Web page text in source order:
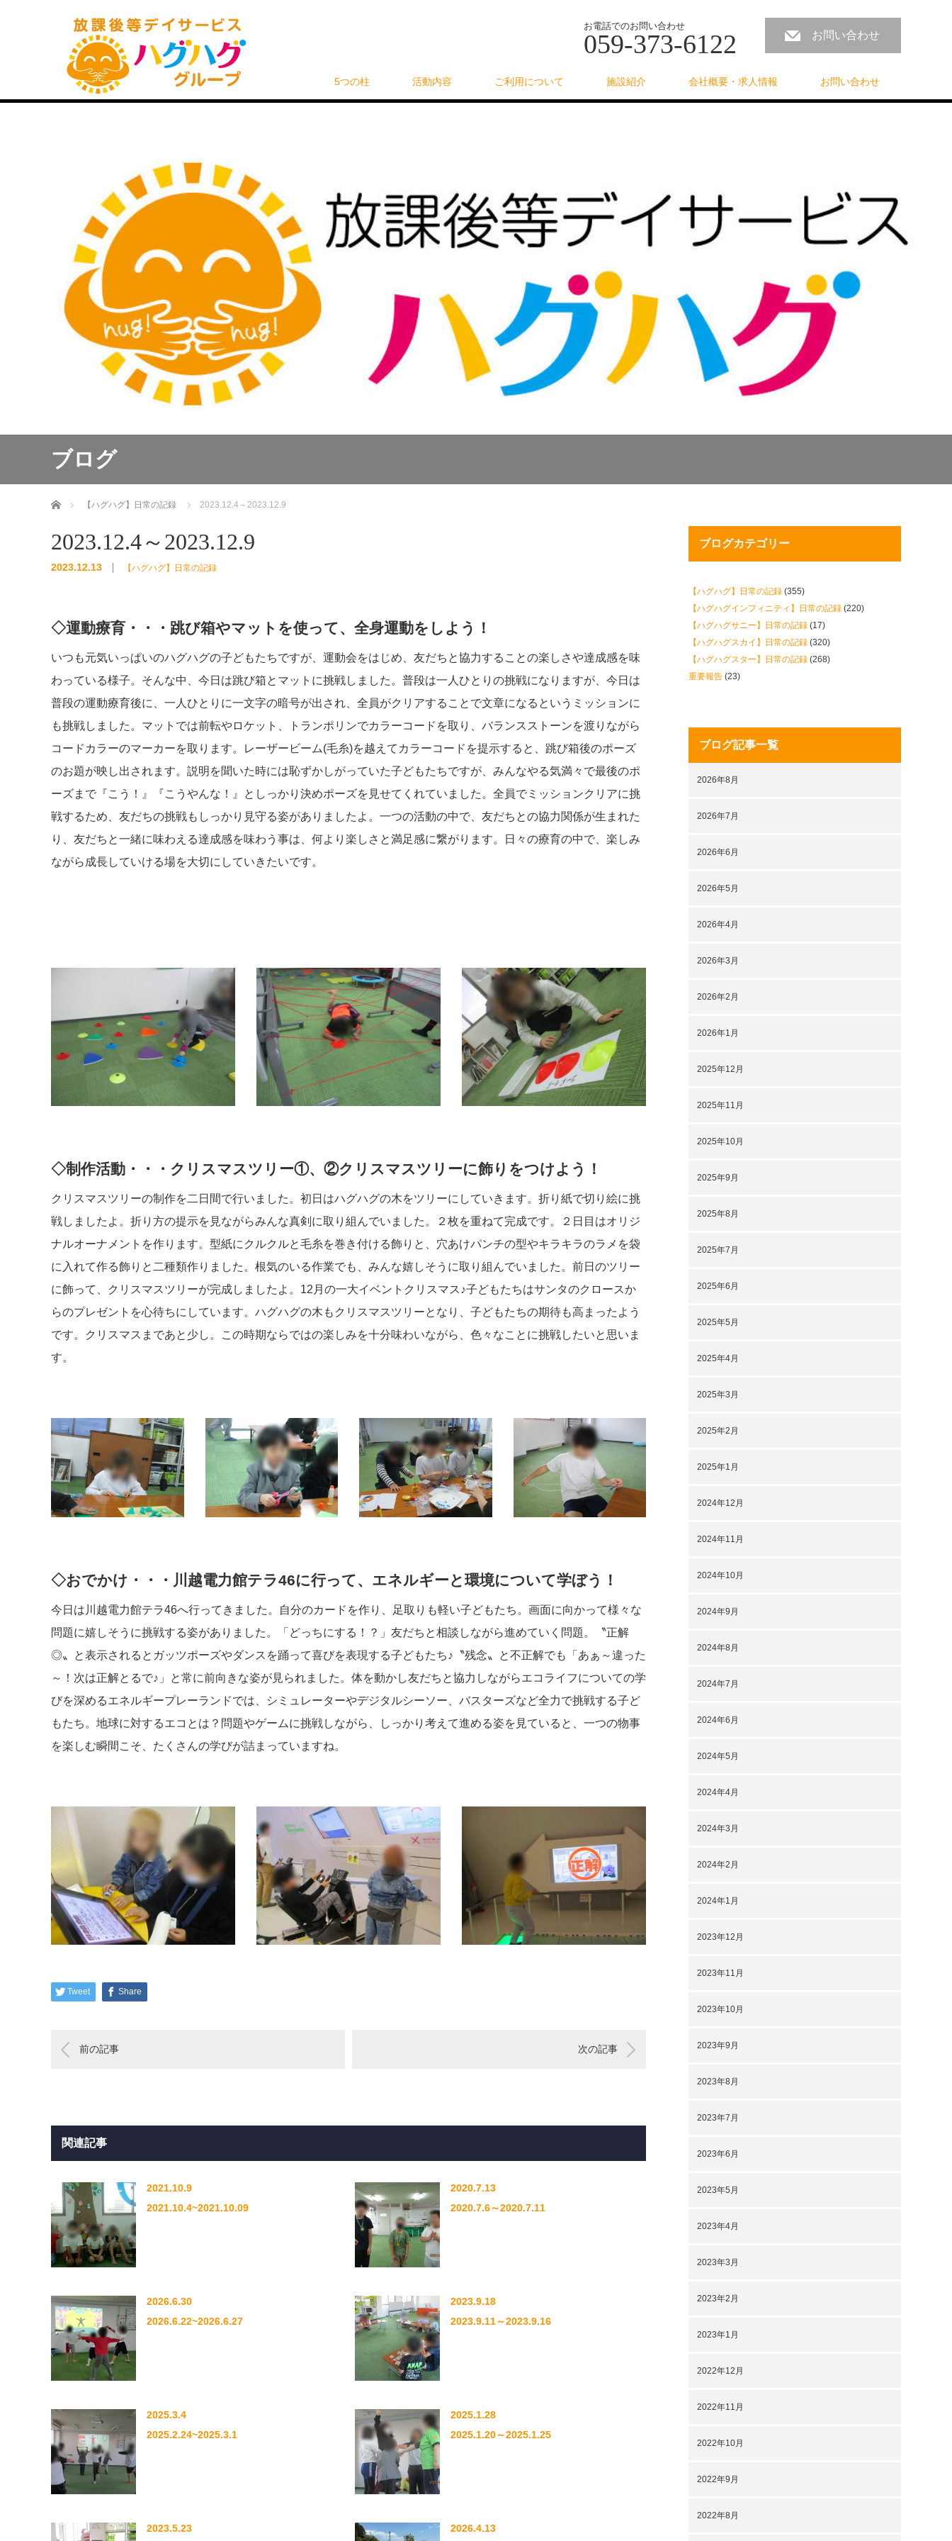
お電話でのお問い合わせ
059-373-6122 お問い合わせ
5つの柱 活動内容 ご利用について 施設紹介 会社概要・求人情報 お問い合わせ
ブログ
ホーム 【ハグハグ】日常の記録 2023.12.4～2023.12.9
2023.12.4～2023.12.9
2023.12.13 【ハグハグ】日常の記録
◇運動療育・・・跳び箱やマットを使って、全身運動をしよう！
いつも元気いっぱいのハグハグの子どもたちですが、運動会をはじめ、友だちと協力することの楽しさや達成感を味
わっている様子。そんな中、今日は跳び箱とマットに挑戦しました。普段は一人ひとりの挑戦になりますが、今日は
普段の運動療育後に、一人ひとりに一文字の暗号が出され、全員がクリアすることで文章になるというミッションに
も挑戦しました。マットでは前転やロケット、トランポリンでカラーコードを取り、バランスストーンを渡りながら
コードカラーのマーカーを取ります。レーザービーム(毛糸)を越えてカラーコードを提示すると、跳び箱後のポーズ
のお題が映し出されます。説明を聞いた時には恥ずかしがっていた子どもたちですが、みんなやる気満々で最後のポ
ーズまで『こう！』『こうやんな！』としっかり決めポーズを見せてくれていました。全員でミッションクリアに挑
戦するため、友だちの挑戦もしっかり見守る姿がありましたよ。一つの活動の中で、友だちとの協力関係が生まれた
り、友だちと一緒に味わえる達成感を味わう事は、何より楽しさと満足感に繋がります。日々の療育の中で、楽しみ
ながら成長していける場を大切にしていきたいです。
◇制作活動・・・クリスマスツリー①、②クリスマスツリーに飾りをつけよう！
クリスマスツリーの制作を二日間で行いました。初日はハグハグの木をツリーにしていきます。折り紙で切り絵に挑
戦しましたよ。折り方の提示を見ながらみんな真剣に取り組んでいました。２枚を重ねて完成です。２日目はオリジ
ナルオーナメントを作ります。型紙にクルクルと毛糸を巻き付ける飾りと、穴あけパンチの型やキラキラのラメを袋
に入れて作る飾りと二種類作りました。根気のいる作業でも、みんな嬉しそうに取り組んでいました。前日のツリー
に飾って、クリスマスツリーが完成しましたよ。12月の一大イベントクリスマス♪子どもたちはサンタのクロースか
らのプレゼントを心待ちにしています。ハグハグの木もクリスマスツリーとなり、子どもたちの期待も高まったよう
です。クリスマスまであと少し。この時期ならではの楽しみを十分味わいながら、色々なことに挑戦したいと思いま
す。
◇おでかけ・・・川越電力館テラ46に行って、エネルギーと環境について学ぼう！
今日は川越電力館テラ46へ行ってきました。自分のカードを作り、足取りも軽い子どもたち。画面に向かって様々な
問題に嬉しそうに挑戦する姿がありました。「どっちにする！？」友だちと相談しながら進めていく問題。〝正解
◎〟と表示されるとガッツポーズやダンスを踊って喜びを表現する子どもたち♪〝残念〟と不正解でも「あぁ～違った
～！次は正解とるで♪」と常に前向きな姿が見られました。体を動かし友だちと協力しながらエコライフについての学
びを深めるエネルギープレーランドでは、シミュレーターやデジタルシーソー、バスターズなど全力で挑戦する子ど
もたち。地球に対するエコとは？問題やゲームに挑戦しながら、しっかり考えて進める姿を見ていると、一つの物事
を楽しむ瞬間こそ、たくさんの学びが詰まっていますね。
Tweet Share
前の記事 次の記事
関連記事
2021.10.9
2021.10.4~2021.10.09
2020.7.13
2020.7.6～2020.7.11
2026.6.30
2026.6.22~2026.6.27
2023.9.18
2023.9.11～2023.9.16
2025.3.4
2025.2.24~2025.3.1
2025.1.28
2025.1.20～2025.1.25
2023.5.23 2026.4.13
ブログカテゴリー
【ハグハグ】日常の記録 (355)
【ハグハグインフィニティ】日常の記録 (220)
【ハグハグサニー】日常の記録 (17)
【ハグハグスカイ】日常の記録 (320)
【ハグハグスター】日常の記録 (268)
重要報告 (23)
ブログ記事一覧
2026年8月
2026年7月
2026年6月
2026年5月
2026年4月
2026年3月
2026年2月
2026年1月
2025年12月
2025年11月
2025年10月
2025年9月
2025年8月
2025年7月
2025年6月
2025年5月
2025年4月
2025年3月
2025年2月
2025年1月
2024年12月
2024年11月
2024年10月
2024年9月
2024年8月
2024年7月
2024年6月
2024年5月
2024年4月
2024年3月
2024年2月
2024年1月
2023年12月
2023年11月
2023年10月
2023年9月
2023年8月
2023年7月
2023年6月
2023年5月
2023年4月
2023年3月
2023年2月
2023年1月
2022年12月
2022年11月
2022年10月
2022年9月
2022年8月